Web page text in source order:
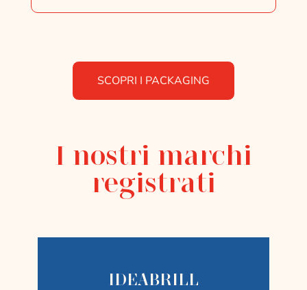
SCOPRI I PACKAGING
I nostri marchi
registrati
IDEABRILL